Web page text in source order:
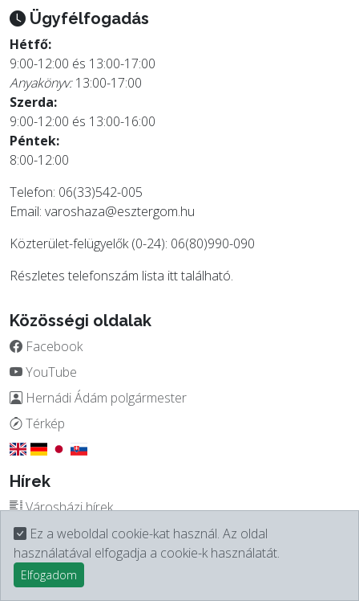
Ez a weboldal cookie-kat használ. Az oldal
használatával elfogadja a cookie-k használatát.
Elfogadom
Ügyfélfogadás
Hétfő:
9:00-12:00 és 13:00-17:00
Anyakönyv:13:00-17:00
Szerda:
9:00-12:00 és 13:00-16:00
Péntek:
8:00-12:00
Telefon: 06(33)542-005
Email: varoshaza@esztergom.hu
Közterület-felügyelők (0-24): 06(80)990-090
Részletes telefonszám lista itttalálható.
Közösségi oldalak
Facebook
YouTube
Hernádi Ádám polgármester
Térkép
Hírek
Városházi hírek
Esztergom Újság
Programok / Látnivalók
Telefonkönyv